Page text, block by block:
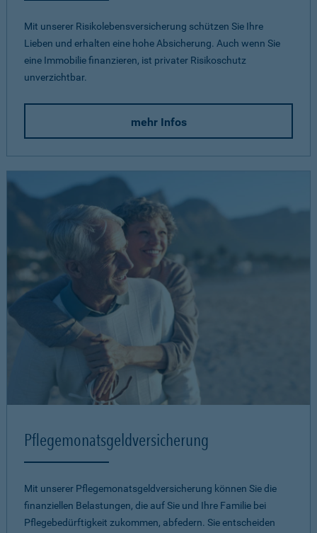
Mit unserer Risikolebensversicherung schützen Sie Ihre
Lieben und erhalten eine hohe Absicherung. Auch wenn Sie
eine Immobilie finanzieren, ist privater Risikoschutz
unverzichtbar.
mehr Infos
Pflegemonatsgeld­versicherung
Mit unserer Pflegemonatsgeld­versicherung können Sie die
finanziellen Belastungen, die auf Sie und Ihre Familie bei
Pflegebedürftigkeit zukommen, abfedern. Sie entscheiden